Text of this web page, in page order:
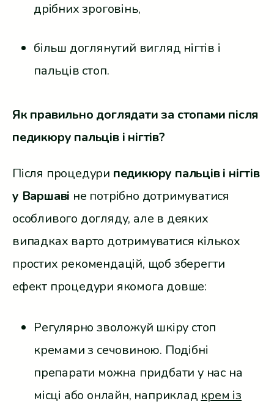
дрібних зроговінь,
більш доглянутий вигляд нігтів і
пальців стоп.
Як правильно доглядати за стопами після
педикюру пальців і нігтів?
Після процедури педикюру пальців і нігтів
у Варшаві не потрібно дотримуватися
особливого догляду, але в деяких
випадках варто дотримуватися кількох
простих рекомендацій, щоб зберегти
ефект процедури якомога довше:
Регулярно зволожуй шкіру стоп
кремами з сечовиною. Подібні
препарати можна придбати у нас на
місці або онлайн, наприклад крем із